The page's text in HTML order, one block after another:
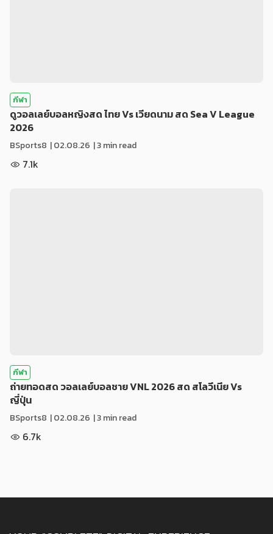
กีฬา
ดูวอลเลย์บอลหญิงสด ไทย Vs เวียดนาม สด Sea V League
2026
BSports8 |02.08.26 | 3 min read
7.1k
กีฬา
ถ่ายทอดสด วอลเลย์บอลชาย VNL 2026 สด สโลวีเนีย Vs
ญี่ปุ่น
BSports8 |02.08.26 | 3 min read
6.7k